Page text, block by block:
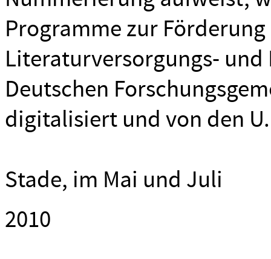
Programme zur
Literaturversorgungs-
Deutschen
digitalisiert und von den
Stade, im Mai und Juli
2010